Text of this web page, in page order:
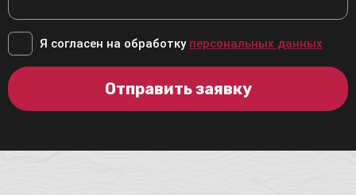
Я согласен на обработку персональных данных
Отправить заявку